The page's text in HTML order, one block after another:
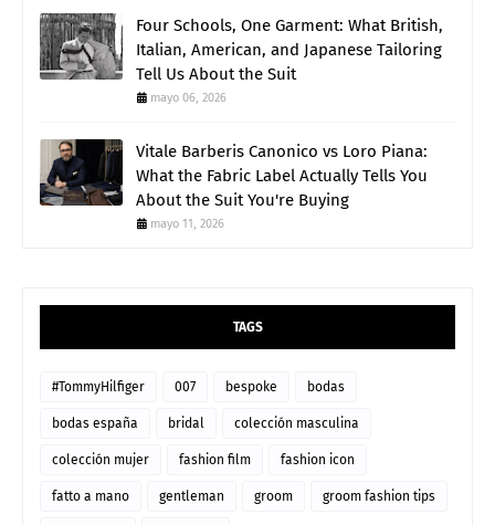
Four Schools, One Garment: What British,
Italian, American, and Japanese Tailoring
Tell Us About the Suit
mayo 06, 2026
Vitale Barberis Canonico vs Loro Piana:
What the Fabric Label Actually Tells You
About the Suit You're Buying
mayo 11, 2026
TAGS
#TommyHilfiger 007 bespoke bodas
bodas españa bridal colección masculina
colección mujer fashion film fashion icon
fatto a mano gentleman groom groom fashion tips